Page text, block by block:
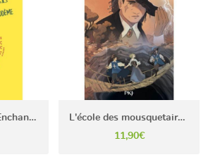
D'après La Flûte Enchantée
L'école des mousquetaires - Tome 2
11,90€